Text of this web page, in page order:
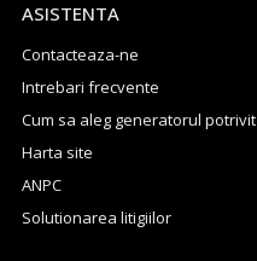
ASISTENTA
Contacteaza-ne
Intrebari frecvente
Cum sa aleg generatorul potrivit
Harta site
ANPC
Solutionarea litigiilor